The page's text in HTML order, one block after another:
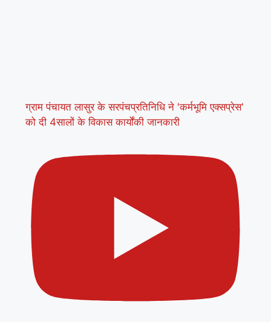
ग्राम पंचायत लासुर के सरपंचप्रतिनिधि ने 'कर्मभूमि एक्सप्रेस'
को दी 4सालों के विकास कार्योंकी जानकारी